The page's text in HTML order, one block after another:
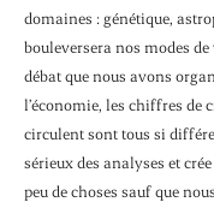
domaines : génétique,
bouleversera nos modes
débat que nous avons
l’économie, les chiffres de
circulent sont tous si
sérieux des analyses et
peu de choses sauf que